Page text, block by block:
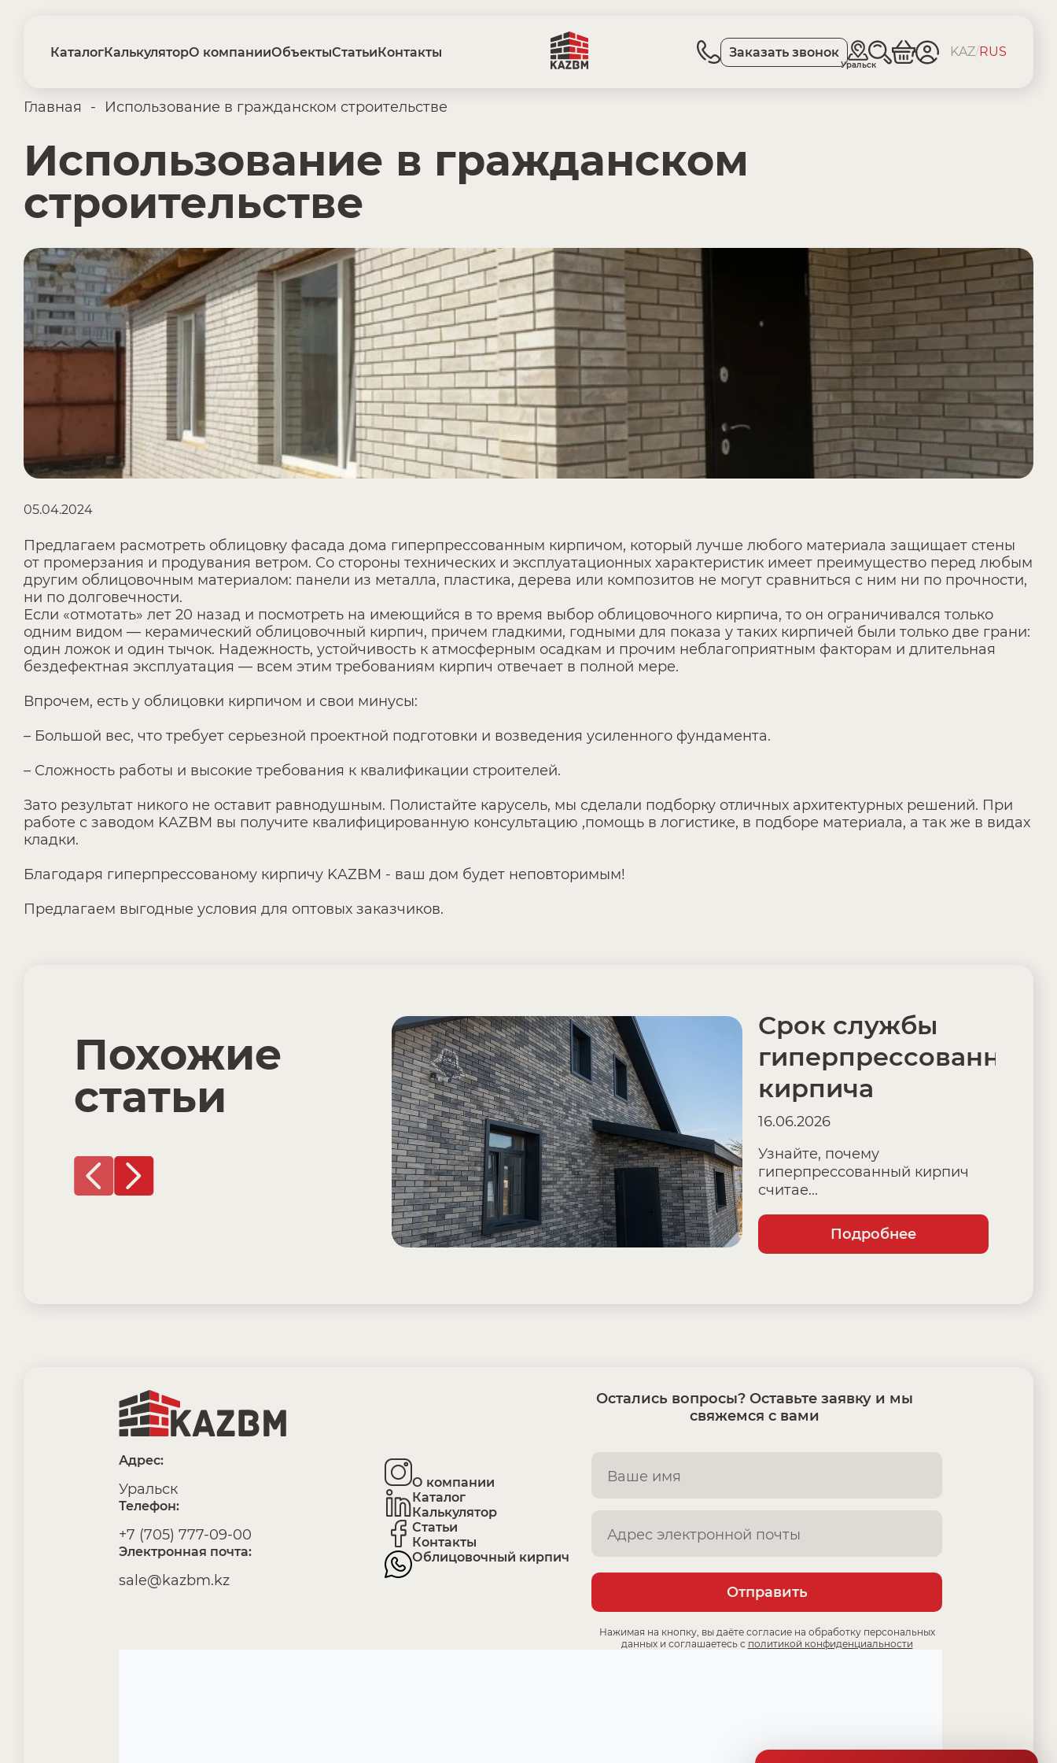
КаталогКалькуляторО компанииОбъектыСтатьиКонтакты Заказать звонок
Уральск
KAZ/RUS
Главная - Использование в гражданском строительстве
Использование в гражданском
строительстве
05.04.2024
Предлагаем расмотреть облицовку фасада дома гиперпрессованным кирпичом, который лучше любого материала защищает стены
от промерзания и продувания ветром. Со стороны технических и эксплуатационных характеристик имеет преимущество перед любым
другим облицовочным материалом: панели из металла, пластика, дерева или композитов не могут сравниться с ним ни по прочности,
ни по долговечности.
Если «отмотать» лет 20 назад и посмотреть на имеющийся в то время выбор облицовочного кирпича, то он ограничивался только
одним видом — керамический облицовочный кирпич, причем гладкими, годными для показа у таких кирпичей были только две грани:
один ложок и один тычок. Надежность, устойчивость к атмосферным осадкам и прочим неблагоприятным факторам и длительная
бездефектная эксплуатация — всем этим требованиям кирпич отвечает в полной мере.
Впрочем, есть у облицовки кирпичом и свои минусы:
– Большой вес, что требует серьезной проектной подготовки и возведения усиленного фундамента.
– Сложность работы и высокие требования к квалификации строителей.
Зато результат никого не оставит равнодушным. Полистайте карусель, мы сделали подборку отличных архитектурных решений. При
работе с заводом KAZBM вы получите квалифицированную консультацию ,помощь в логистике, в подборе материала, а так же в видах
кладки.
Благодаря гиперпрессованому кирпичу KAZBM - ваш дом будет неповторимым!
Предлагаем выгодные условия для оптовых заказчиков.
Похожие
статьи
Срок службы
гиперпрессованного
кирпича
16.06.2026
Узнайте, почему
гиперпрессованный кирпич
считае...
Подробнее
Адрес:
Уральск
Телефон:
+7 (705) 777-09-00
Электронная почта:
sale@kazbm.kz
О компании
Каталог
Калькулятор
Статьи
Контакты
Облицовочный кирпич
Остались вопросы? Оставьте заявку и мы
свяжемся с вами
Отправить
Нажимая на кнопку, вы даёте согласие на обработку персональных
данных и соглашаетесь с политикой конфиденциальности